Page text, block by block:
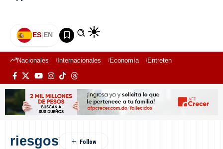
ES|EN
Nacionales Internacionales Economía Entretenimiento
riesgos